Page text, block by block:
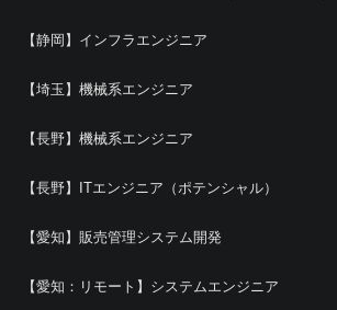
【静岡】インフラエンジニア
【埼玉】機械系エンジニア
【長野】機械系エンジニア
【長野】ITエンジニア（ポテンシャル）
【愛知】販売管理システム開発
【愛知：リモート】システムエンジニア